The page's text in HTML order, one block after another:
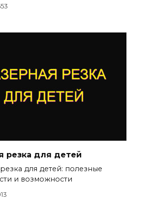
резка для детей
для детей: полезные
и возможности